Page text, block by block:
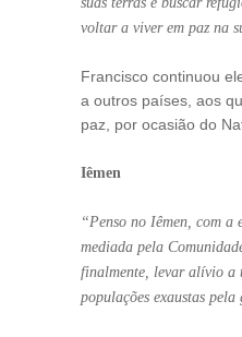
voltar a viver em paz na
Francisco continuou
a outros países, aos
paz, por ocasião do
Iêmen
“Penso no Iêmen, com a
mediada pela
finalmente, levar alívio a
populações exaustas